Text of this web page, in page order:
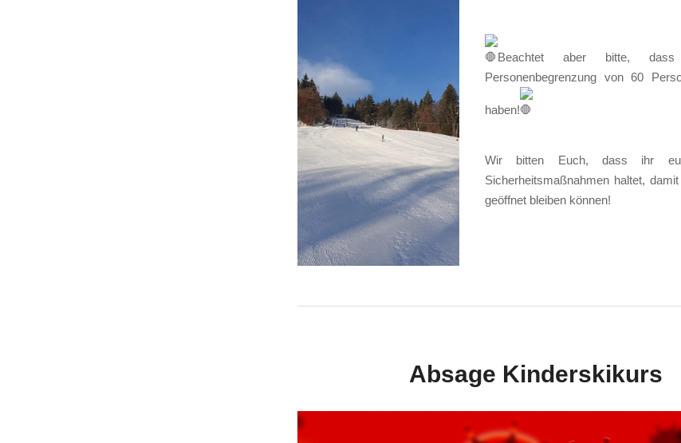
Beachtet aber bitte,
Personenbegrenzung von 60
haben!
Wir bitten Euch, dass ihr
Sicherheitsmaßnahmen haltet,
geöffnet bleiben können!
Absage Kinderskikurs